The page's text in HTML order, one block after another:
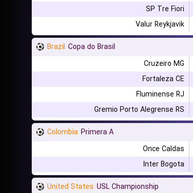
SP Tre Fiori
Valur Reykjavik
Brazil Copa do Brasil
Cruzeiro MG
Fortaleza CE
Fluminense RJ
Gremio Porto Alegrense RS
Colombia Primera A
Once Caldas
Inter Bogota
United States USL Championship